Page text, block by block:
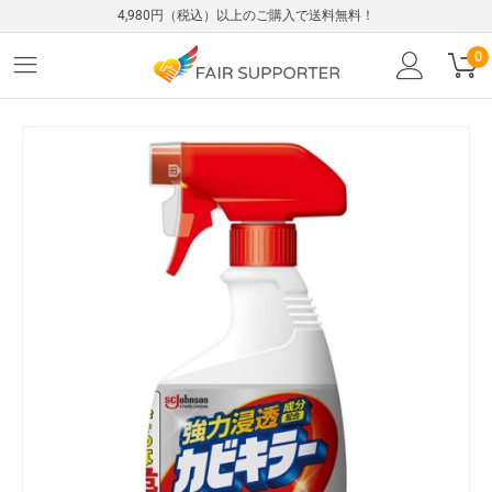
4,980円（税込）以上のご購入で送料無料！
0